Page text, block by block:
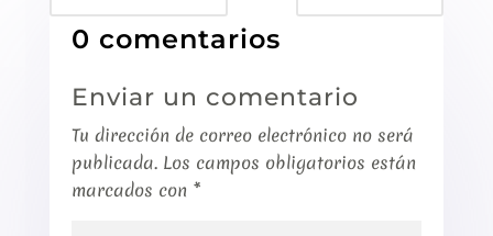
0 comentarios
Enviar un comentario
Tu dirección de correo electrónico no será
publicada. Los campos obligatorios están
marcados con *